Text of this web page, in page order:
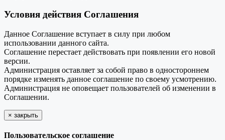
Условия действия Соглашения
Данное Соглашение вступает в силу при любом
использовании данного сайта.
Соглашение перестает действовать при появлении его новой
версии.
Администрация оставляет за собой право в одностороннем
порядке изменять данное соглашение по своему усмотрению.
Администрация не оповещает пользователей об изменении в
Соглашении.
× закрыть
Пользовательское соглашение